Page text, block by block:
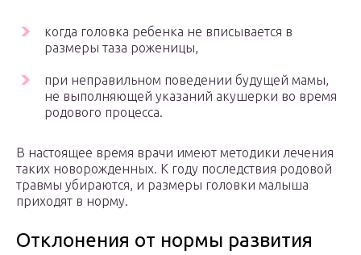
когда головка ребенка не вписывается в
размеры таза роженицы,
при неправильном поведении будущей мамы,
не выполняющей указаний акушерки во время
родового процесса.
В настоящее время врачи имеют методики лечения
таких новорожденных. К году последствия родовой
травмы убираются, и размеры головки малыша
приходят в норму.
Отклонения от нормы развития